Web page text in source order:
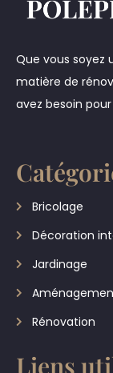
Que vous soyez
matière de
avez besoin
Bricolage
Décoration
Jardinage
Rénovation
Liens